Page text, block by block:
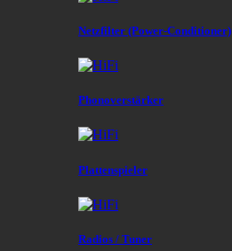
Netzfilter (Power-Conditioner)
Phonoverstärker
Plattenspieler
Radios / Tuner